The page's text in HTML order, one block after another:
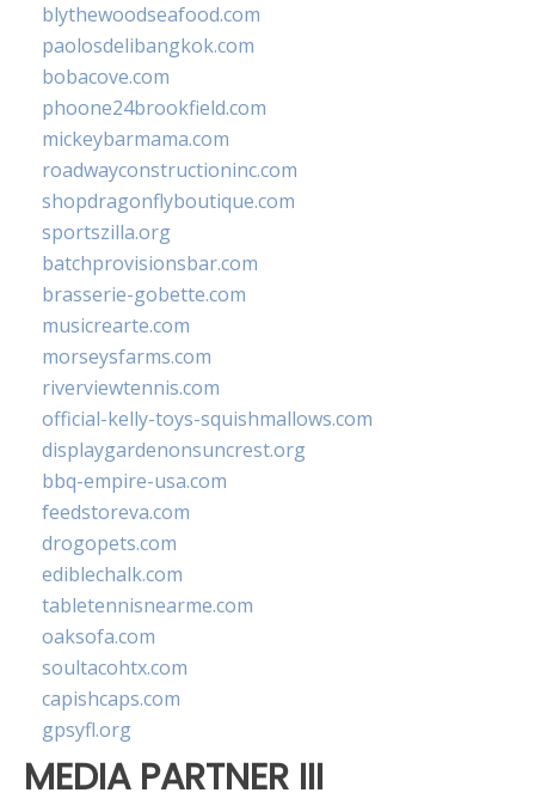
blythewoodseafood.com
paolosdelibangkok.com
bobacove.com
phoone24brookfield.com
mickeybarmama.com
roadwayconstructioninc.com
shopdragonflyboutique.com
sportszilla.org
batchprovisionsbar.com
brasserie-gobette.com
musicrearte.com
morseysfarms.com
riverviewtennis.com
official-kelly-toys-squishmallows.com
displaygardenonsuncrest.org
bbq-empire-usa.com
feedstoreva.com
drogopets.com
ediblechalk.com
tabletennisnearme.com
oaksofa.com
soultacohtx.com
capishcaps.com
gpsyfl.org
MEDIA PARTNER III